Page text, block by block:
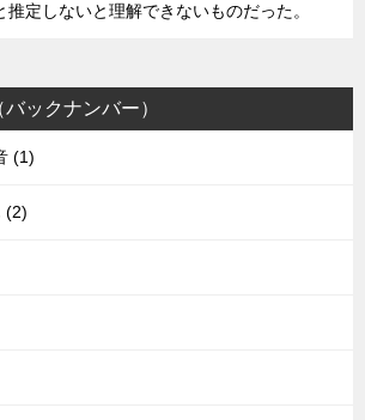
推定しないと理解できないものだった。
ックナンバー）
(1)
(2)